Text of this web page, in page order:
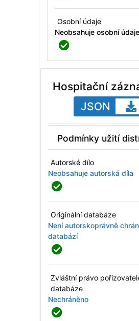
Osobní údaje
Neobsahuje osobní údaje
Hospitační
JSON
Podmínky užití
Autorské dílo
Neobsahuje autorská díla
Originální databáze
Není autorskoprávně
databází
Zvláštní právo
databáze
Nechráněno